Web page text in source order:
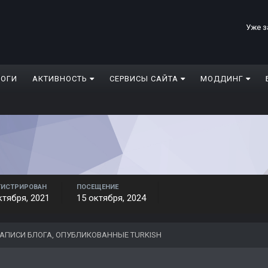
Уже
АКТИВНОСТЬ СЕРВИСЫ САЙТА МОДДИНГ
2021
ПОСЕЩЕНИЕ
15 октября, 2024
БЛОГА, ОПУБЛИКОВАННЫЕ TURKISH